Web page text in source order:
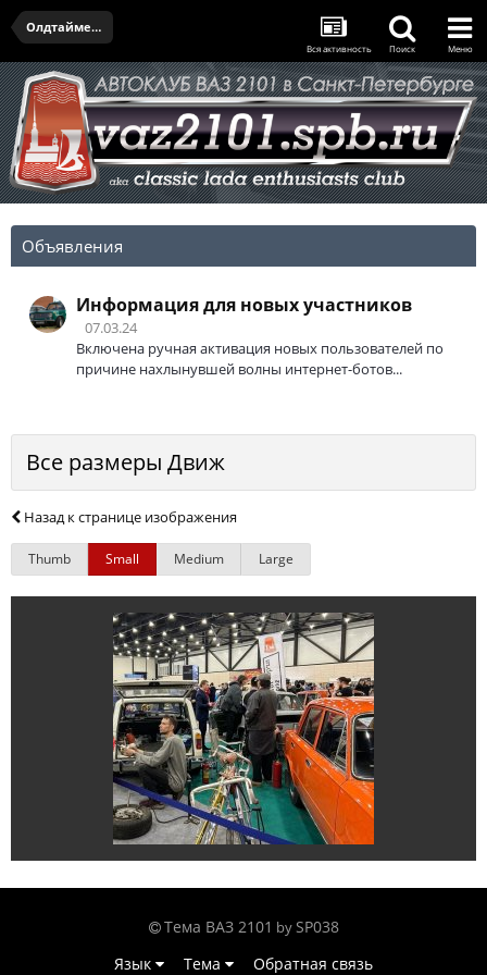
Олдтаймер-галерея и открытие сезона - 11.04.2026
Вся активность Поиск Меню
Объявления
Информация для новых участников
07.03.24
Включена ручная активация новых пользователей по
причине нахлынувшей волны интернет-ботов...
Все размеры Движ
Назад к странице изображения
Thumb Small Medium Large
Тема ВАЗ 2101 by SP038
Язык
Тема Обратная связь